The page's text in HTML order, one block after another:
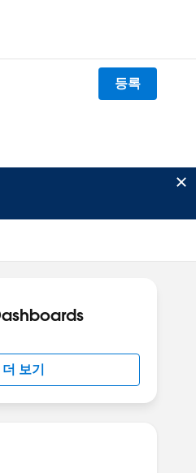
등록
보기